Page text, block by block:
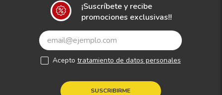
¡Suscríbete y recibe
promociones exclusivas!!
SUSCRIBIRME
Acepto tratamiento de datos personales